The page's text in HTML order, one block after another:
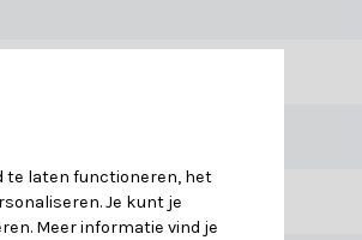
Voor een volledig overzicht raadpleeg
te laten functioneren, het
Je kunt je
Meer informatie vind je